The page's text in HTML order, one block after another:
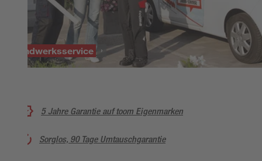
Handwerksservice
5 Jahre Garantie auf toom Eigenmarken
Sorglos, 90 Tage Umtauschgarantie